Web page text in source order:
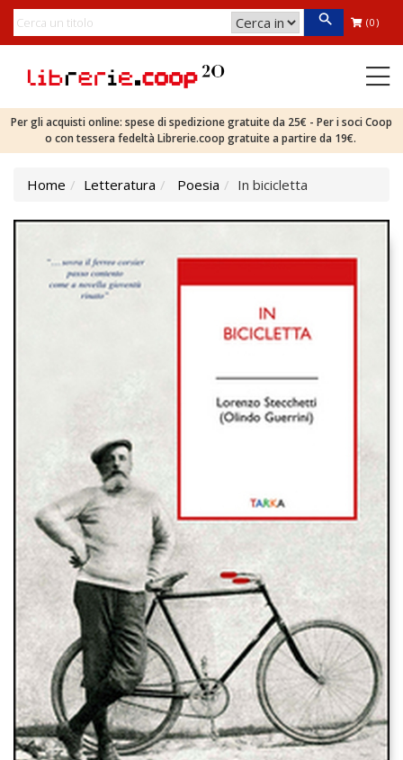
(0)
Per gli acquisti online: spese di spedizione gratuite da 25€ - Per i soci Coop
o con tessera fedeltà Librerie.coop gratuite a partire da 19€.
Home Letteratura Poesia In bicicletta